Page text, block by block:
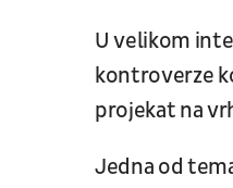
U velikom
kontroverze
projekat na
Jedna od